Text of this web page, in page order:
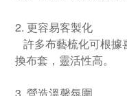
2. 更容易客製化
許多布藝梳化可根據
換布套，靈活性高。